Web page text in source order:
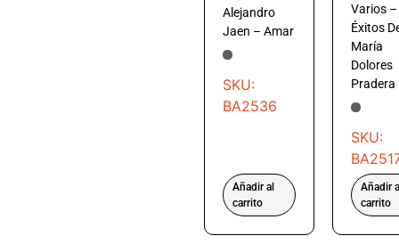
Alejandro
Jaen – Amar
SKU:
BA2536
Añadir al
carrito
Varios –
Éxitos
María
Dolores
Pradera
SKU:
Añadir
carrito